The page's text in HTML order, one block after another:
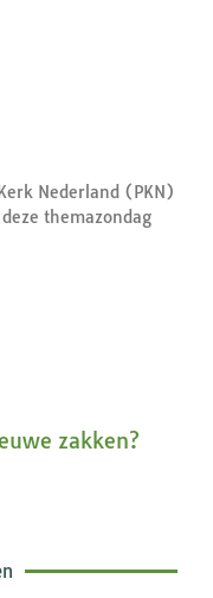
Nederland (PKN)
themazondag
zakken?